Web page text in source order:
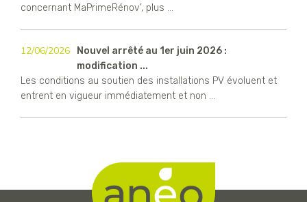
concernant MaPrimeRénov’, plus ...
12/06/2026
Nouvel arrêté au 1er juin 2026 :
modification ...
Les conditions au soutien des installations PV évoluent et
entrent en vigueur immédiatement et non ...